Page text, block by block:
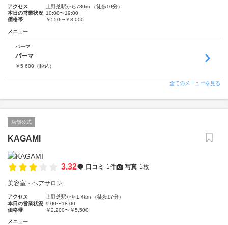
アクセス
上野芝駅から780m （徒歩10分）
本日の営業状況 10:00〜19:00
価格帯
￥550〜￥8,000
メニュー
パーマ
パーマ
￥5,600 （税込）
全てのメニューを見る
店舗公式
KAGAMI
3.32 口コミ 1件 写真 1枚
美容室・ヘアサロン
アクセス
上野芝駅から1.4km （徒歩17分）
本日の営業状況 9:00〜18:00
価格帯
￥2,200〜￥5,500
メニュー